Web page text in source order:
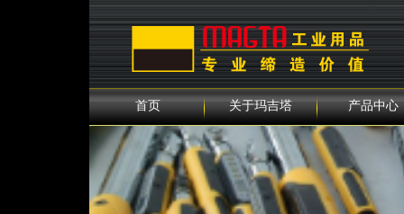
0
首页 关于玛吉塔 产品中心